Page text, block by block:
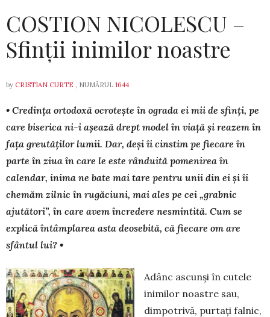
COSTION NICOLESCU –
Sfinții inimilor noastre
by CRISTIAN CURTE , NUMĂRUL 1644
• Credința ortodoxă ocrotește în ograda ei mii de sfinți, pe
care biserica ni-i așează drept model în viață și reazem în
fața greutăților lumii. Dar, deși îi cinstim pe fiecare în
parte în ziua în care le este rânduită pomenirea în
calendar, inima ne bate mai tare pentru unii din ei și îi
chemăm zilnic în rugăciuni, mai ales pe cei „grabnic
ajutători”, în care avem încredere nesmintită. Cum se
explică întâmplarea asta deosebită, că fiecare om are
sfântul lui? •
Adânc ascunși în cutele
inimilor noastre sau,
dimpotrivă, purtați falnic,